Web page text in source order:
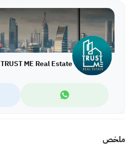
TRUST ME Real Estate
ملخص